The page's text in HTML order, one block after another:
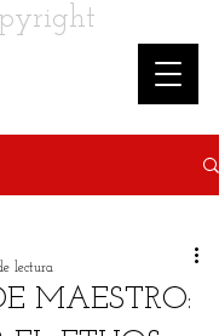
MAESTRO:
lectura